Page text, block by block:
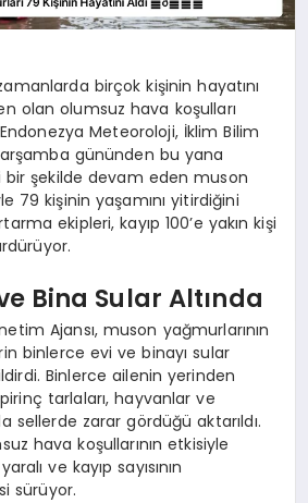
birçok kişinin hayatını
olan olumsuz hava koşulları
Meteoroloji, İklim Bilim
gününden bu yana
bir şekilde devam eden muson
79 kişinin yaşamını yitirdiğini
ekipleri, kayıp 100’e yakın kişi
Bina Sular Altında
Ajansı, muson yağmurlarının
binlerce evi ve binayı sular
Binlerce ailenin yerinden
tarlaları, hayvanlar ve
sellerde zarar gördüğü aktarıldı.
hava koşullarının etkisiyle
ve kayıp sayısının
sürüyor.